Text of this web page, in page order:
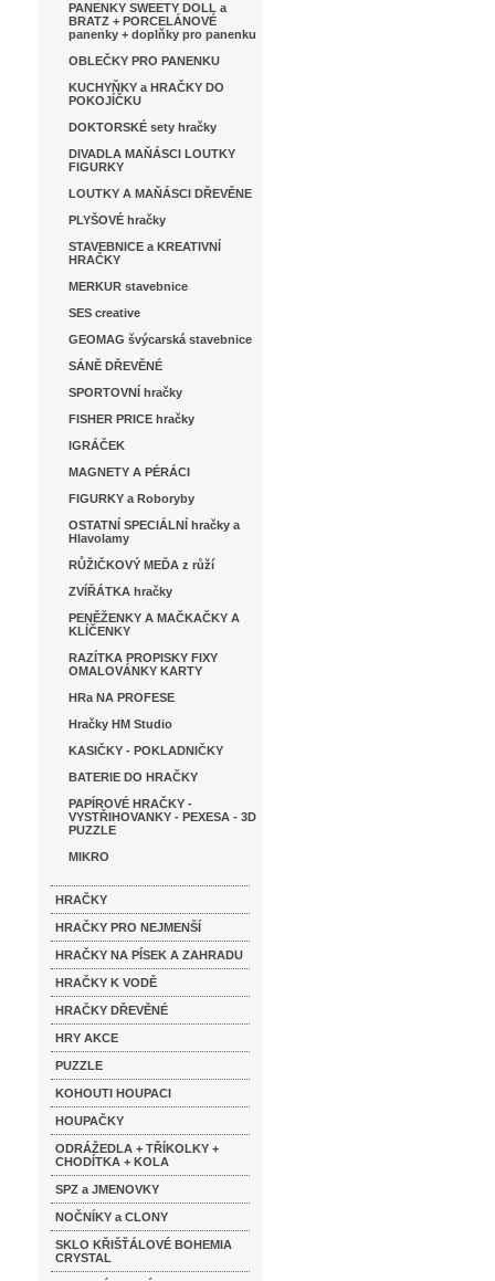
PANENKY SWEETY DOLL a
BRATZ + PORCELÁNOVÉ
panenky + doplňky pro panenku
OBLEČKY PRO PANENKU
KUCHYŇKY a HRAČKY DO
POKOJÍČKU
DOKTORSKÉ sety hračky
DIVADLA MAŇÁSCI LOUTKY
FIGURKY
LOUTKY A MAŇÁSCI DŘEVĚNE
PLYŠOVÉ hračky
STAVEBNICE a KREATIVNÍ
HRAČKY
MERKUR stavebnice
SES creative
GEOMAG švýcarská stavebnice
SÁNĚ DŘEVĚNÉ
SPORTOVNÍ hračky
FISHER PRICE hračky
IGRÁČEK
MAGNETY A PÉRÁCI
FIGURKY a Roboryby
OSTATNÍ SPECIÁLNÍ hračky a
Hlavolamy
RŮŽIČKOVÝ MEĎA z růží
ZVÍŘÁTKA hračky
PENĚŽENKY A MAČKAČKY A
KLÍČENKY
RAZÍTKA PROPISKY FIXY
OMALOVÁNKY KARTY
HRa NA PROFESE
Hračky HM Studio
KASIČKY - POKLADNIČKY
BATERIE DO HRAČKY
PAPÍROVÉ HRAČKY -
VYSTŘIHOVANKY - PEXESA - 3D
PUZZLE
MIKRO
HRAČKY
HRAČKY PRO NEJMENŠÍ
HRAČKY NA PÍSEK A ZAHRADU
HRAČKY K VODĚ
HRAČKY DŘEVĚNÉ
HRY AKCE
PUZZLE
KOHOUTI HOUPACI
HOUPAČKY
ODRÁŽEDLA + TŘÍKOLKY +
CHODÍTKA + KOLA
SPZ a JMENOVKY
NOČNÍKY a CLONY
SKLO KŘIŠŤÁLOVÉ BOHEMIA
CRYSTAL